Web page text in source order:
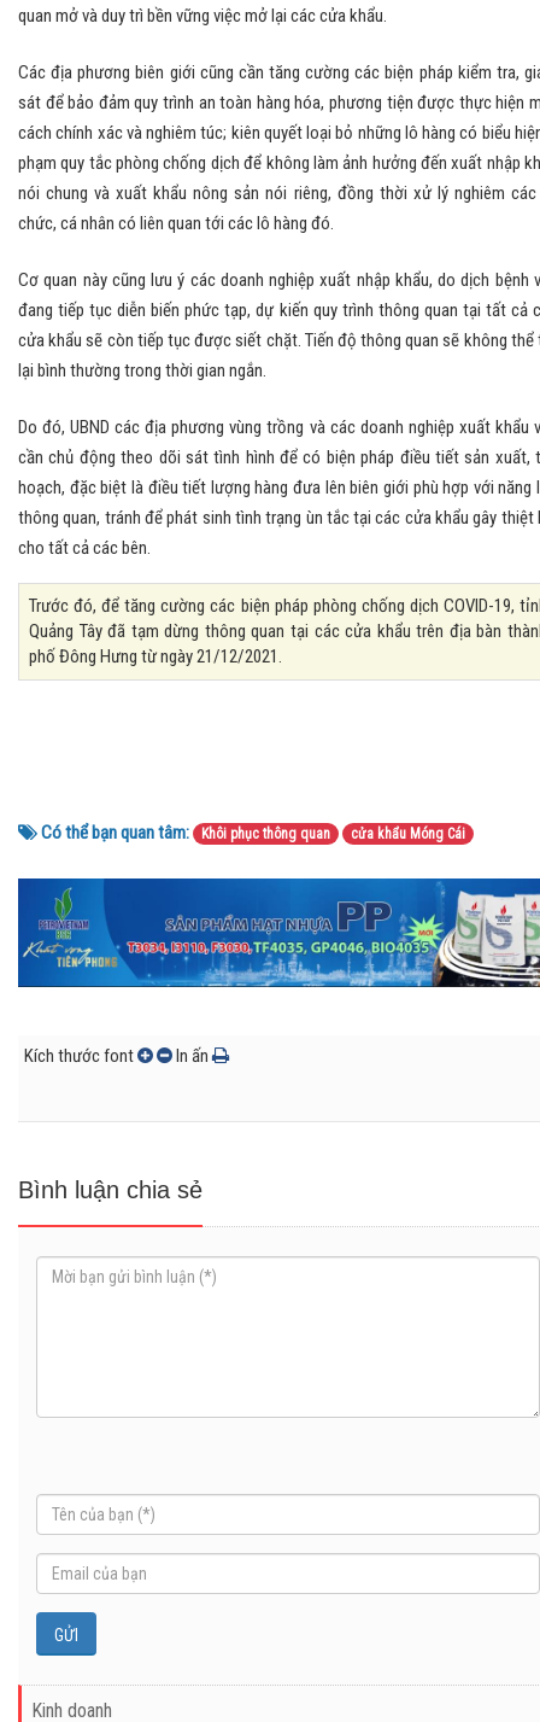
quan mở và duy trì bền vững việc mở lại các cửa khẩu.
Các địa phương biên giới cũng cần tăng cường các biện pháp kiểm tra,
sát để bảo đảm quy trình an toàn hàng hóa, phương tiện được thực hiện
cách chính xác và nghiêm túc; kiên quyết loại bỏ những lô hàng có biểu
phạm quy tắc phòng chống dịch để không làm ảnh hưởng đến xuất nhập
nói chung và xuất khẩu nông sản nói riêng, đồng thời xử lý nghiêm
chức, cá nhân có liên quan tới các lô hàng đó.
Cơ quan này cũng lưu ý các doanh nghiệp xuất nhập khẩu, do dịch bệnh
đang tiếp tục diễn biến phức tạp, dự kiến quy trình thông quan tại tất cả
cửa khẩu sẽ còn tiếp tục được siết chặt. Tiến độ thông quan sẽ không thể
lại bình thường trong thời gian ngắn.
Do đó, UBND các địa phương vùng trồng và các doanh nghiệp xuất khẩu
cần chủ động theo dõi sát tình hình để có biện pháp điều tiết sản xuất,
hoạch, đặc biệt là điều tiết lượng hàng đưa lên biên giới phù hợp với năng
thông quan, tránh để phát sinh tình trạng ùn tắc tại các cửa khẩu gây thiệt
cho tất cả các bên.
Trước đó, để tăng cường các biện pháp phòng chống dịch COVID-19,
Quảng Tây đã tạm dừng thông quan tại các cửa khẩu trên địa bàn
phố Đông Hưng từ ngày 21/12/2021.
Có thể bạn quan tâm: Khôi phục thông quan cửa khẩu Móng Cái
Kích thước font In ấn
Bình luận chia sẻ
Kinh doanh